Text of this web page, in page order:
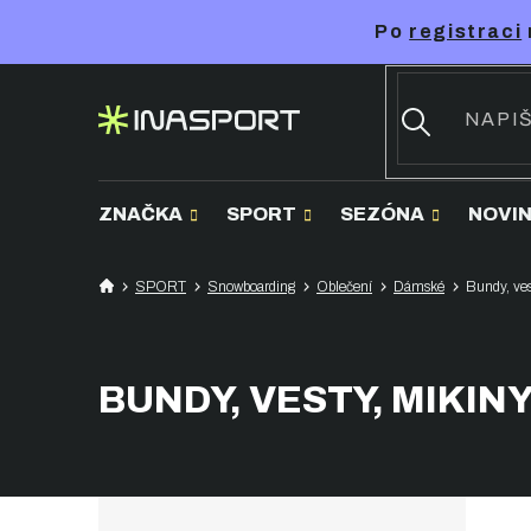
Po registraci
ZNAČKA SPORT SEZÓNA
SPORT Snowboarding Oblečení Dámské Bundy,
BUNDY, VESTY,